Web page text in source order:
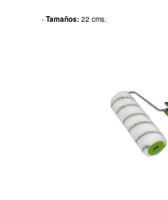
- Tamaños: 22 cms.